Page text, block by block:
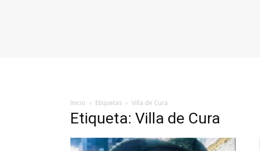
Inicio Etiquetas Villa de Cura
Etiqueta: Villa de Cura